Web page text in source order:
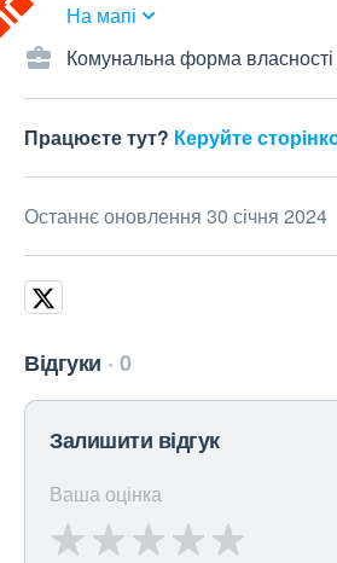
На мапі
Комунальна форма власності
Працюєте тут? Керуйте
Останнє оновлення 30 січня 2024
Відгуки 0
Залишити відгук
Ваша оцінка